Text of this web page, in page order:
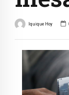
Iquique Hoy